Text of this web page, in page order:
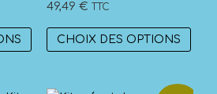
Ce
produit
plusieurs
49,49 € TTC
CHOIX DES OPTIONS
Ce